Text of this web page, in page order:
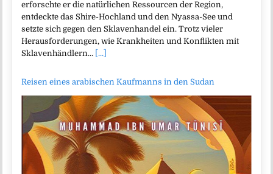
erforschte er die natürlichen Ressourcen der Region,
entdeckte das Shire-Hochland und den Nyassa-See und
setzte sich gegen den Sklavenhandel ein. Trotz vieler
Herausforderungen, wie Krankheiten und Konflikten mit
Sklavenhändlern… [...]
Reisen eines arabischen Kaufmanns in den Sudan